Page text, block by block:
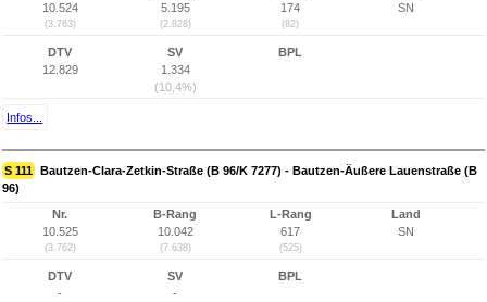
10.524
(3.763)
5.195
(2.828)
174
(82)
SN
DTV
12.829
SV
1.334
(10,4%)
BPL
Infos...
S 111 Bautzen-Clara-Zetkin-Straße (B 96/K 7277) - Bautzen-Äußere Lauenstraße (B
96)
Nr.
10.525
(3.762)
B-Rang
10.042
(7.638)
L-Rang
617
(525)
Land
SN
DTV
-
SV
-
BPL